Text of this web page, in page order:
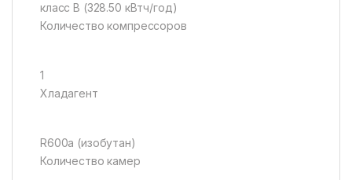
класс B (328.50 кВтч/год)
Количество компрессоров
1
Хладагент
R600a (изобутан)
Количество камер